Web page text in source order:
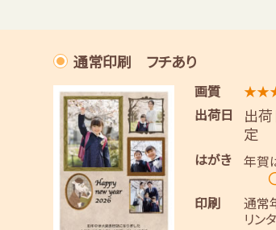
通常印刷 フチあり
画質
出荷日
出
定
はがき 年賀
印刷
通常
リン